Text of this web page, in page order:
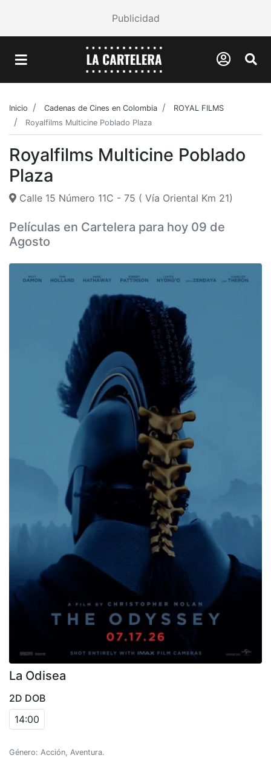
Publicidad
Inicio Cadenas de Cines en Colombia
ROYAL FILMS
Royalfilms Multicine Poblado Plaza
Royalfilms Multicine Poblado
Plaza
Calle 15 Número 11C - 75 ( Vía Oriental Km 21)
Películas en Cartelera para hoy 09 de
Agosto
La Odisea
2D DOB
14:00
Género: Acción, Aventura.